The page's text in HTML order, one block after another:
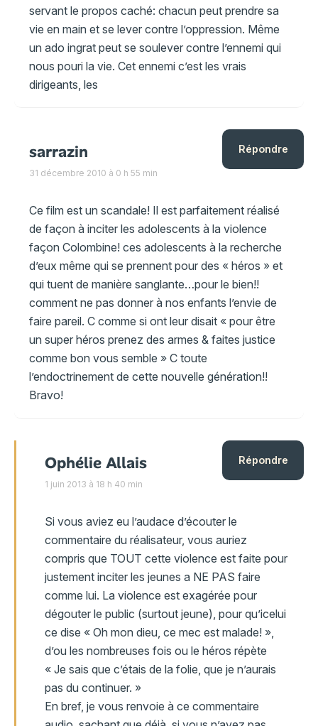
servant le propos caché: chacun peut prendre sa
vie en main et se lever contre l’oppression. Même
un ado ingrat peut se soulever contre l’ennemi qui
nous pouri la vie. Cet ennemi c’est les vrais
dirigeants, les
sarrazin
31 décembre 2010 à 0 h 55 min
Ce film est un scandale! Il est parfaitement réalisé
de façon à inciter les adolescents à la violence
façon Colombine! ces adolescents à la recherche
d’eux même qui se prennent pour des « héros » et
qui tuent de manière sanglante…pour le bien!!
comment ne pas donner à nos enfants l’envie de
faire pareil. C comme si ont leur disait « pour être
un super héros prenez des armes & faites justice
comme bon vous semble » C toute
l’endoctrinement de cette nouvelle génération!!
Bravo!
Répondre
Ophélie Allais
1 juin 2013 à 18 h 40 min
Si vous aviez eu l’audace d’écouter le
commentaire du réalisateur, vous auriez
compris que TOUT cette violence est faite pour
justement inciter les jeunes a NE PAS faire
comme lui. La violence est exagérée pour
dégouter le public (surtout jeune), pour qu’icelui
ce dise « Oh mon dieu, ce mec est malade! »,
d’ou les nombreuses fois ou le héros répète
« Je sais que c’étais de la folie, que je n’aurais
pas du continuer. »
En bref, je vous renvoie à ce commentaire
Répondre